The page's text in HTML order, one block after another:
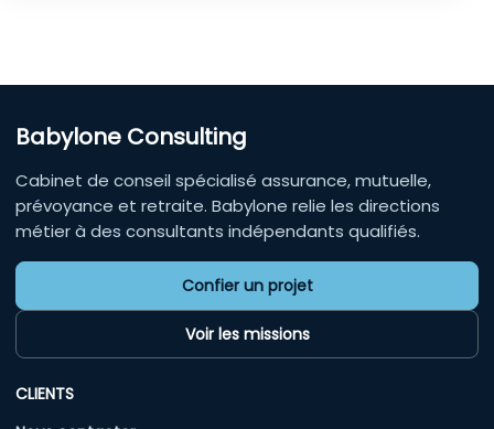
Babylone Consulting
Cabinet de conseil spécialisé assurance, mutuelle,
prévoyance et retraite. Babylone relie les directions
métier à des consultants indépendants qualifiés.
Confier un projet
Voir les missions
CLIENTS